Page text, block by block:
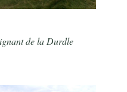
de la Durdle